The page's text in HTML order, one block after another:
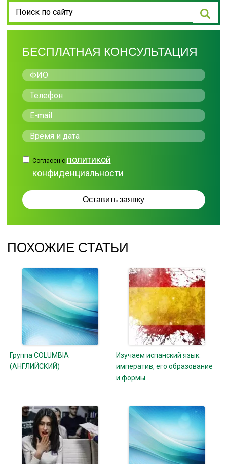
БЕСПЛАТНАЯ КОНСУЛЬТАЦИЯ
Согласен с политикой
конфиденциальности
ПОХОЖИЕ СТАТЬИ
Группа COLUMBIA
(АНГЛИЙСКИЙ)
Изучаем испанский язык:
императив, его образование
и формы